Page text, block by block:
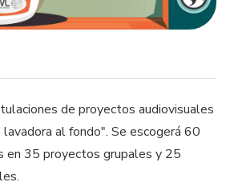
de proyectos audiovisuales
al fondo". Se escogerá 60
en 35 proyectos grupales y 25